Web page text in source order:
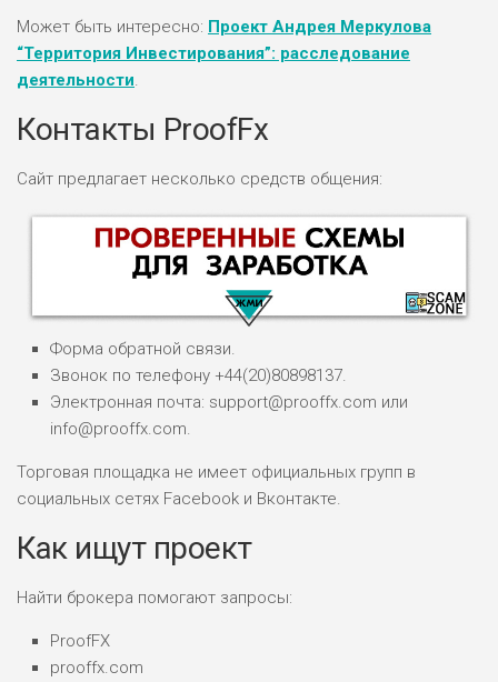
Может быть интересно: Проект Андрея Меркулова
“Территория Инвестирования”: расследование
деятельности.
Контакты ProofFx
Сайт предлагает несколько средств общения:
РИСКИ: НИЗКИЕ
ДОХОД: ВЫСОКИЙ
Форма обратной связи.
Звонок по телефону +44(20)80898137.
Электронная почта: support@prooffx.com или
info@prooffx.com.
Торговая площадка не имеет официальных групп в
социальных сетях Facebook и Вконтакте.
Как ищут проект
Найти брокера помогают запросы:
ProofFX
prooffx.com